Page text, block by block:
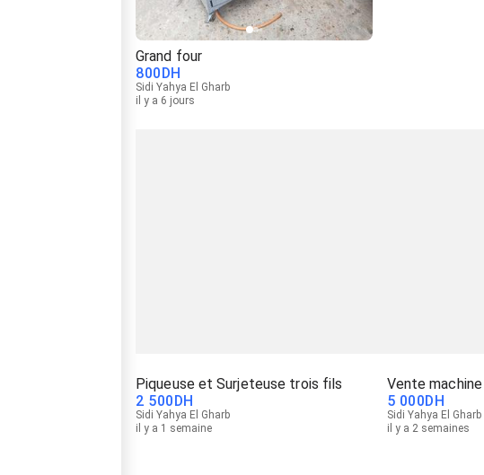
Grand four
800DH
Sidi Yahya El Gharb
il y a 6 jours
Piqueuse et Surjeteuse trois fils
2 500DH
Sidi Yahya El Gharb
il y a 1 semaine
Vente
5 000DH
Sidi Yahya El Gharb
il y a 2 semaines